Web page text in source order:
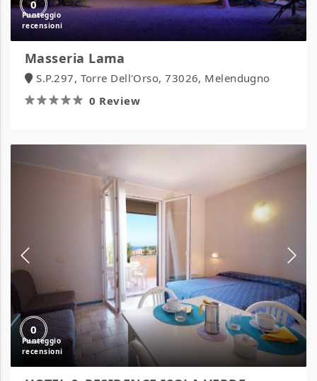
0
Masseria Lama
S.P.297, Torre Dell'Orso, 73026, Melendugno
0 Review
0
RESIDENCE
ISOLA
VERDE